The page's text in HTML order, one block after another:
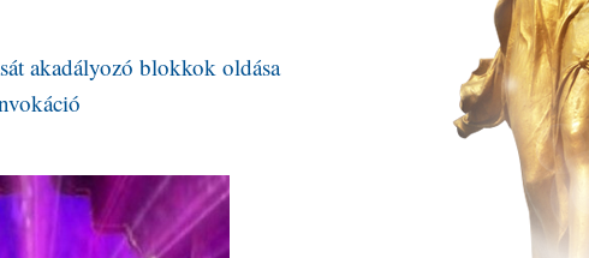
akadályozó blokkok oldása